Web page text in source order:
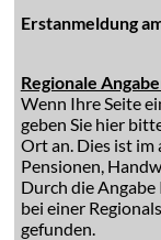
Erstanmeldung
Regionale
Wenn Ihre Seite
geben Sie hier
Ort an. Dies ist im
Pensionen,
Durch die
bei einer
gefunden.